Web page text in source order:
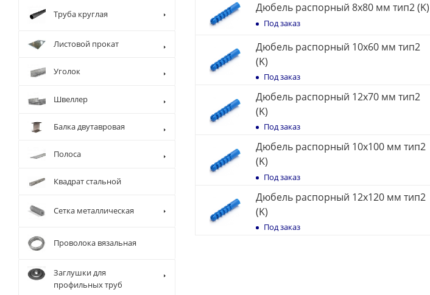
Дюбель распорный 8x80 мм тип2 (K)
Под заказ
Дюбель распорный 10x60 мм тип2
(K)
Под заказ
Дюбель распорный 12x70 мм тип2
(K)
Под заказ
Дюбель распорный 10x100 мм тип2
(K)
Под заказ
Дюбель распорный 12x120 мм тип2
(K)
Под заказ
Труба круглая
Листовой прокат
Уголок
Швеллер
Балка двутавровая
Полоса
Квадрат стальной
Сетка металлическая
Проволока вязальная
Заглушки для
профильных труб